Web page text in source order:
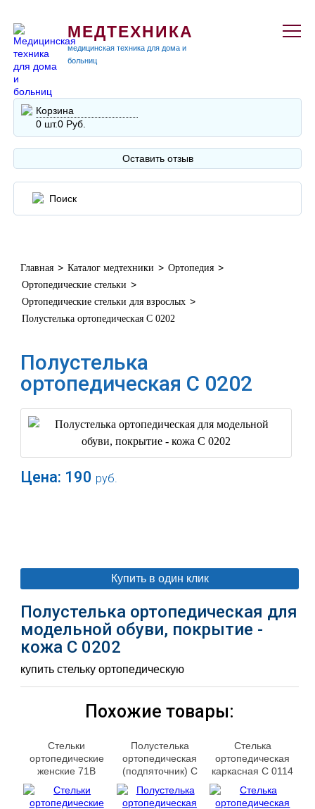
МЕДТЕХНИКА
медицинская техника для дома и
больниц
Корзина
0 шт.0 Руб.
Оставить отзыв
Главная > Каталог медтехники > Ортопедия >
Ортопедические стельки >
Ортопедические стельки для взрослых >
Полустелька ортопедическая С 0202
Полустелька
ортопедическая С 0202
Цена: 190 руб.
Купить в один клик
Полустелька ортопедическая для
модельной обуви, покрытие -
кожа С 0202
купить стельку ортопедическую
Похожие товары:
Стельки
ортопедические
женские 71В
Полустелька
ортопедическая
(подпяточник) С
Стелька
ортопедическая
каркасная С 0114